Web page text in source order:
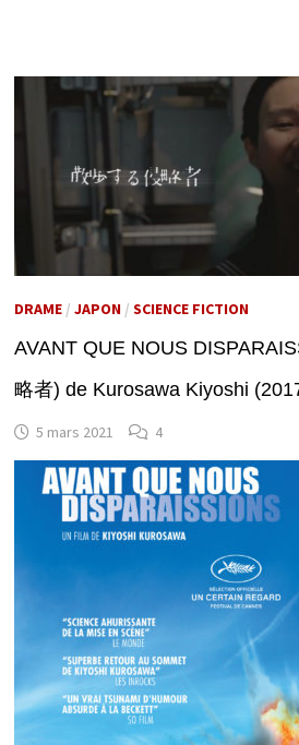
DRAME/ JAPON/ SCIENCE FICTION
AVANT QUE NOUS
略者) de Kurosawa Kiyoshi
5 mars 2021 4